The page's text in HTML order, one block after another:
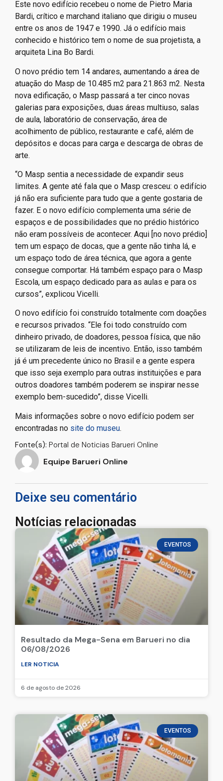
Este novo edifício recebeu o nome de Pietro Maria
Bardi, crítico e marchand italiano que dirigiu o museu
entre os anos de 1947 e 1990. Já o edifício mais
conhecido e histórico tem o nome de sua projetista, a
arquiteta Lina Bo Bardi.
O novo prédio tem 14 andares, aumentando a área de
atuação do Masp de 10.485 m2 para 21.863 m2. Nesta
nova edificação, o Masp passará a ter cinco novas
galerias para exposições, duas áreas multiuso, salas
de aula, laboratório de conservação, área de
acolhimento de público, restaurante e café, além de
depósitos e docas para carga e descarga de obras de
arte.
“O Masp sentia a necessidade de expandir seus
limites. A gente até fala que o Masp cresceu: o edifício
já não era suficiente para tudo que a gente gostaria de
fazer. E o novo edifício complementa uma série de
espaços e de possibilidades que no prédio histórico
não eram possíveis de acontecer. Aqui [no novo prédio]
tem um espaço de docas, que a gente não tinha lá, e
um espaço todo de área técnica, que agora a gente
consegue comportar. Há também espaço para o Masp
Escola, um espaço dedicado para as aulas e para os
cursos”, explicou Vicelli.
O novo edifício foi construído totalmente com doações
e recursos privados. “Ele foi todo construído com
dinheiro privado, de doadores, pessoa física, que não
se utilizaram de leis de incentivo. Então, isso também
já é um precedente único no Brasil e a gente espera
que isso seja exemplo para outras instituições e para
outros doadores também poderem se inspirar nesse
exemplo bem-sucedido”, disse Vicelli.
Mais informações sobre o novo edifício podem ser
encontradas no site do museu.
Fonte(s): Portal de Noticias Barueri Online
Equipe Barueri Online
Deixe seu comentário
Notícias relacionadas
EVENTOS
Resultado da Mega-Sena em Barueri no dia
06/08/2026
LER NOTICIA
6 de agosto de 2026
EVENTOS